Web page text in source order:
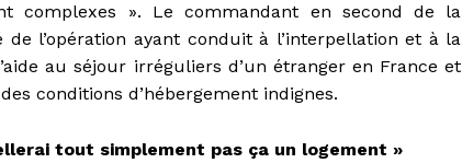
complexes ». Le commandant en second de la
de l’opération ayant conduit à l’interpellation et à la
au séjour irréguliers d’un étranger en France et
conditions d’hébergement indignes.
tout simplement pas ça un logement »